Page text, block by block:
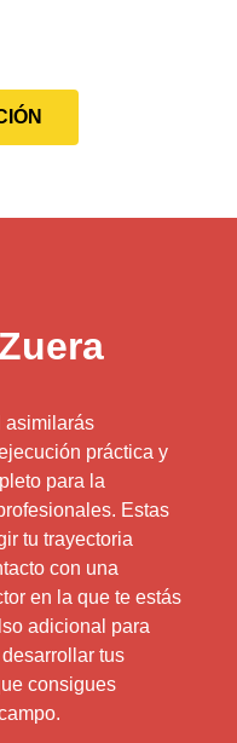
asimilarás
práctica y
para la
Estas
tu trayectoria
con una
en la que te estás
adicional para
tus
consigues